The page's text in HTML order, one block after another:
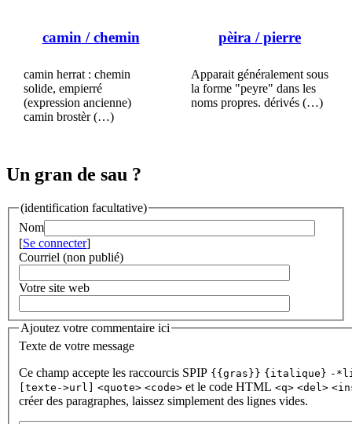
camin / chemin
camin herrat : chemin
solide, empierré
(expression ancienne)
camin brostèr (…)
pèira / pierre
Apparait généralement sous
la forme "peyre" dans les
noms propres. dérivés (…)
Un gran de sau ?
(identification facultative)
Nom
[Se connecter]
Courriel (non publié)
Votre site web
Ajoutez votre commentaire ici
Texte de votre message
Ce champ accepte les raccourcis SPIP {{gras}} {italique} -
[texte->url]
<quote> <code> et le code HTML <q> <del>
créer des paragraphes, laissez simplement des lignes vides.